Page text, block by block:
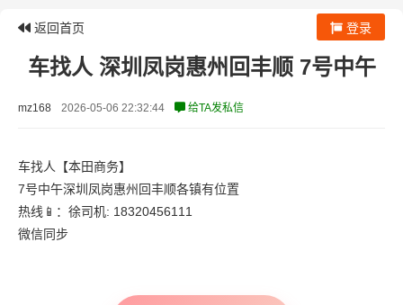
返回首页 登录
车找人 深圳凤岗惠州回丰顺 7号中午
mz168 2026-05-06 22:32:44 给TA发私信
车找人【本田商务】
7号中午深圳凤岗惠州回丰顺各镇有位置
热线📱：徐司机: 18320456111
微信同步